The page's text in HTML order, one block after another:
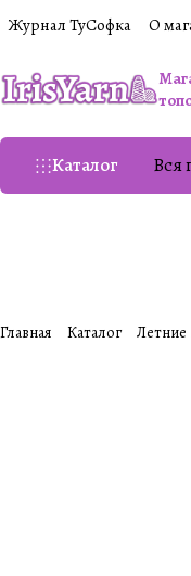
Журнал ТуСофка О
Каталог Вся
Главная Каталог Летние